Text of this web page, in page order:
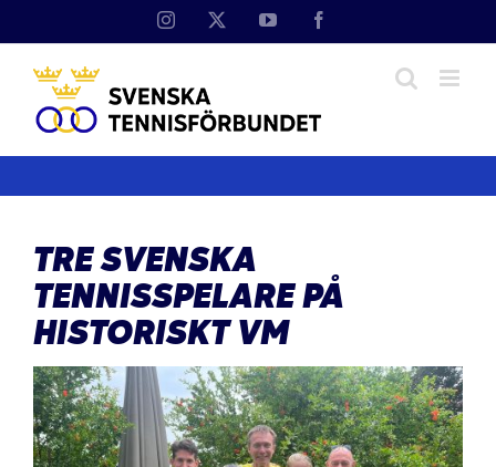
Instagram YouTube
TRE SVENSKA
TENNISSPELARE PÅ
HISTORISKT VM